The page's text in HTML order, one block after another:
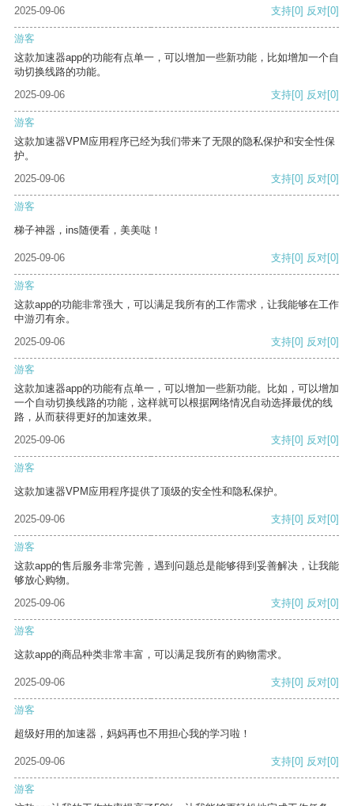
2025-09-06
支持[0] 反对[0]
游客
这款加速器app的功能有点单一，可以增加一些新功能，比如增加一个自
动切换线路的功能。
2025-09-06
支持[0] 反对[0]
游客
这款加速器VPM应用程序已经为我们带来了无限的隐私保护和安全性保
护。
2025-09-06
支持[0] 反对[0]
游客
梯子神器，ins随便看，美美哒！
2025-09-06 支持[0] 反对[0]
游客
这款app的功能非常强大，可以满足我所有的工作需求，让我能够在工作
中游刃有余。
2025-09-06
支持[0] 反对[0]
游客
这款加速器app的功能有点单一，可以增加一些新功能。比如，可以增加
一个自动切换线路的功能，这样就可以根据网络情况自动选择最优的线
路，从而获得更好的加速效果。
2025-09-06
支持[0] 反对[0]
游客
这款加速器VPM应用程序提供了顶级的安全性和隐私保护。
2025-09-06 支持[0] 反对[0]
游客
这款app的售后服务非常完善，遇到问题总是能够得到妥善解决，让我能
够放心购物。
2025-09-06
支持[0] 反对[0]
游客
这款app的商品种类非常丰富，可以满足我所有的购物需求。
2025-09-06 支持[0] 反对[0]
游客
超级好用的加速器，妈妈再也不用担心我的学习啦！
2025-09-06 支持[0] 反对[0]
游客